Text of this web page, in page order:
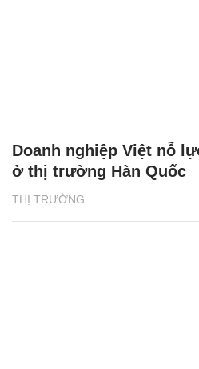
THỊ TRƯỜNG
Doanh nghiệp Việt nỗ
ở thị trường Hàn Quốc